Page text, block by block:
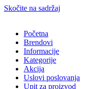
Skočite na sadržaj
Početna
Brendovi
Informacije
Kategorije
Akcija
Uslovi poslovanja
Upit za proizvod